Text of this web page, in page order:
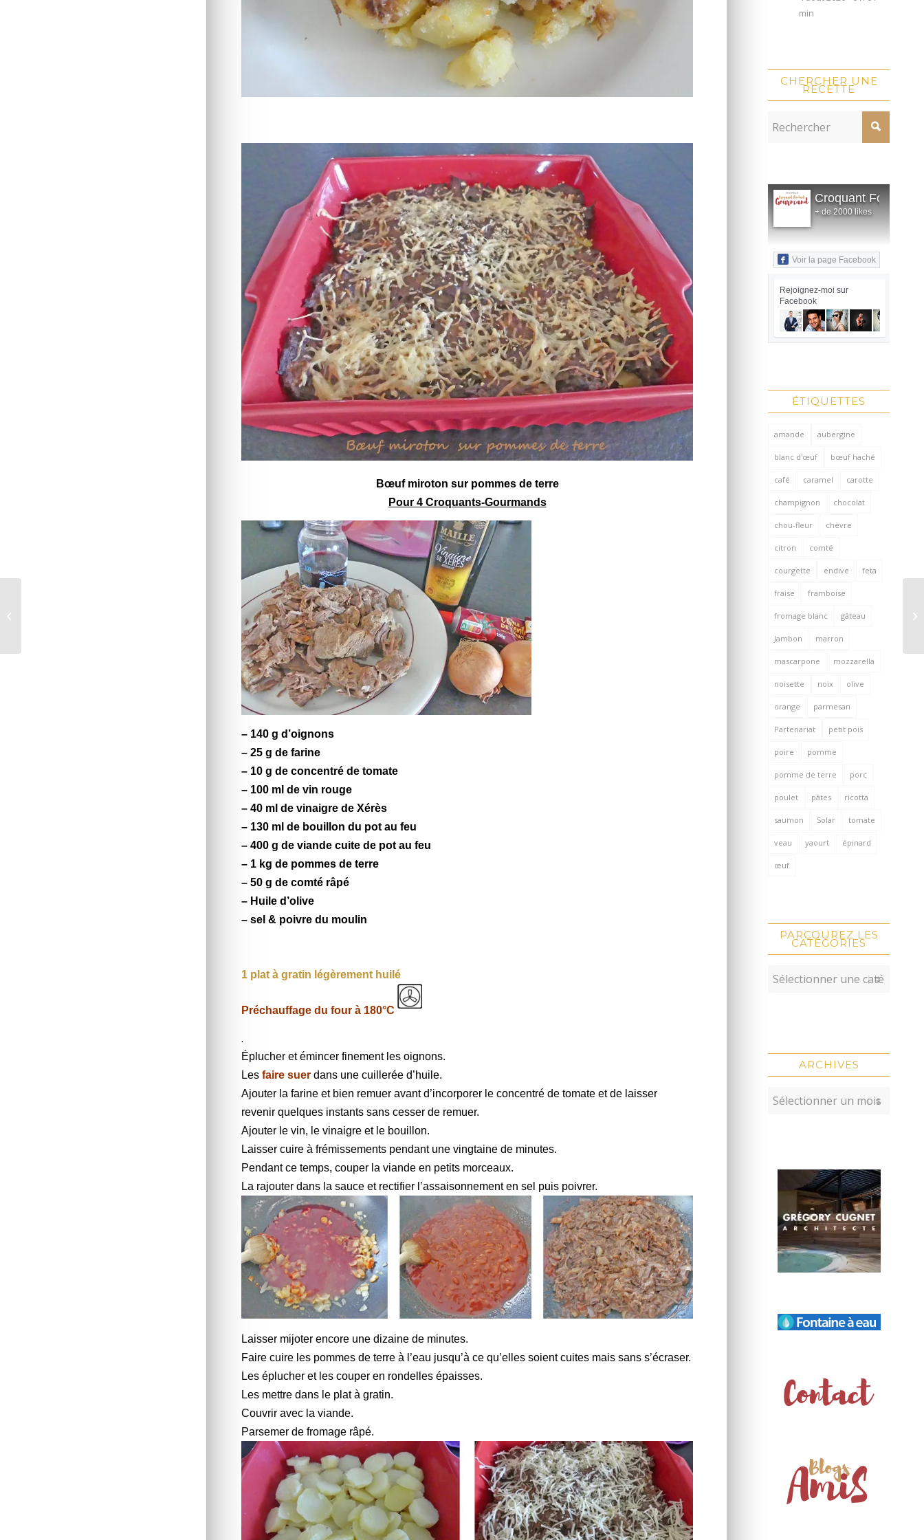
Bœufmiroton sur pommes de terre
Pour 4 Croquants-Gourmands
– 140 g d’oignons
– 25 g de farine
– 10 g de concentré de tomate
– 100 ml de vin rouge
– 40 ml de vinaigre de Xérès
– 130 ml de bouillon du pot au feu
– 400 g de viande cuite de pot au feu
– 1 kg de pommes de terre
– 50 g de comté râpé
– Huile d’olive
– sel & poivre du moulin
1 plat à gratin légèrement huilé
Préchauffage du four à 180°C
.
Éplucher et émincer finement les oignons.
Les faire suer dans une cuillerée d’huile.
Ajouter la farine et bien remuer avant d’incorporer le concentré de tomate et de laisser
revenir quelques instants sans cesser de remuer.
Ajouter le vin, le vinaigre et le bouillon.
Laisser cuire à frémissements pendant une vingtaine de minutes.
Pendant ce temps, couper la viande en petits morceaux.
La rajouter dans la sauce et rectifier l’assaisonnement en sel puis poivrer.
Laisser mijoter encore une dizaine de minutes.
Faire cuire les pommes de terre à l’eau jusqu’à ce qu’elles soient cuites mais sans s’écraser.
Les éplucher et les couper en rondelles épaisses.
Les mettre dans le plat à gratin.
Couvrir avec la viande.
Parsemer de fromage râpé.
min
CHERCHER UNE
RECETTE
Croquant Fondant
+ de 2000 likes
Voir la page Facebook
Rejoignez-moi sur
Facebook
ÉTIQUETTES
amande aubergine
blanc d'œuf bœuf haché
café caramel carotte
champignon chocolat
chou-fleur chèvre
citron comté
courgette endive feta
fraise framboise
fromage blanc gâteau
Jambon marron
mascarpone mozzarella
noisette noix olive
orange parmesan
Partenariat petit pois
poire pomme
pomme de terre porc
poulet pâtes ricotta
saumon Solar tomate
veau yaourt épinard
œuf
PARCOUREZ LES
CATÉGORIES
ARCHIVES